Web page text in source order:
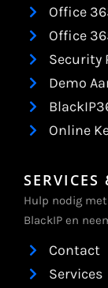
Office
Office
Security
Demo
Online
SERVICES
Hulp nodig
BlackIP en
Contact
Services